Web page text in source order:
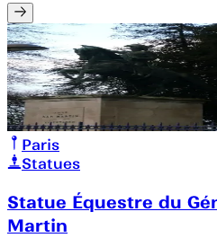
Paris
Statues
Statue Équestre du
Martin